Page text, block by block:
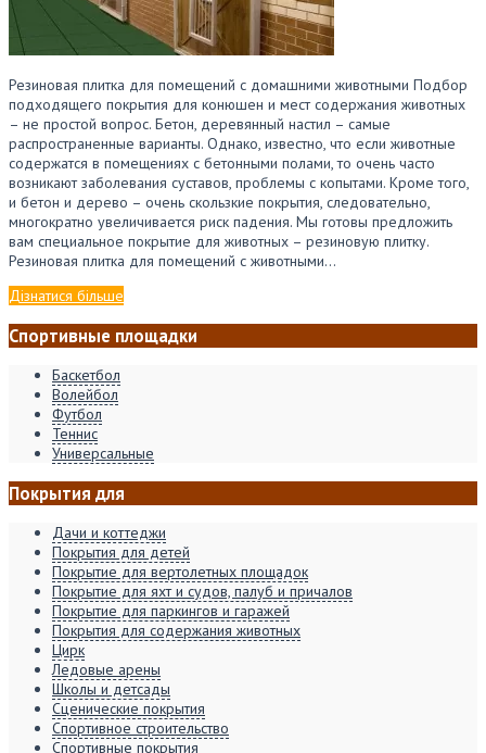
Резиновая плитка для помещений с домашними животными Подбор
подходящего покрытия для конюшен и мест содержания животных
– не простой вопрос. Бетон, деревянный настил – самые
распространенные варианты. Однако, известно, что если животные
содержатся в помещениях с бетонными полами, то очень часто
возникают заболевания суставов, проблемы с копытами. Кроме того,
и бетон и дерево – очень скользкие покрытия, следовательно,
многократно увеличивается риск падения. Мы готовы предложить
вам специальное покрытие для животных – резиновую плитку.
Резиновая плитка для помещений с животными…
Дізнатися більше
Спортивные площадки
Баскетбол
Волейбол
Футбол
Теннис
Универсальные
Покрытия для
Дачи и коттеджи
Покрытия для детей
Покрытие для вертолетных площадок
Покрытие для яхт и судов, палуб и причалов
Покрытие для паркингов и гаражей
Покрытия для содержания животных
Цирк
Ледовые арены
Школы и детсады
Сценические покрытия
Спортивное строительство
Спортивные покрытия